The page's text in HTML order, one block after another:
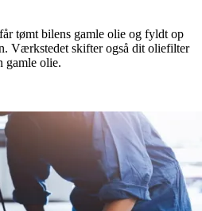
tømt bilens gamle olie og fyldt op
Værkstedet skifter også dit oliefilter
gamle olie.